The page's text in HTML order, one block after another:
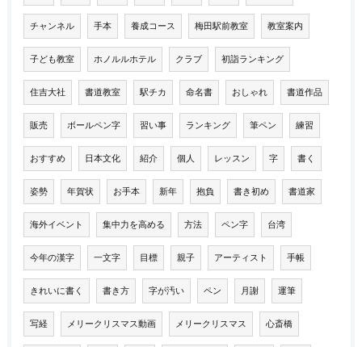
チャンネル 手本 養成コース 梅田駅前教室 教室案内
子ども教室 ホノルルホテル クラブ 初詣ランキング
住吉大社 書道教室 駅チカ 命名書 おしゃれ 書道作品
販売 ボールペン字 習い事 ランキング 筆ペン 練習
おすすめ 日本文化 紹介 個人 レッスン 字 書く
姿勢 年賀状 お手本 新年 抱負 書き初め 書道家
海外イベント 集中力を高める 方法 ペン字 台湾
今年の漢字 一文字 目標 親子 アーティスト 手帳
きれいに書く 書き方 字が汚い ペン 月謝 運筆
写経 メリークリスマス動画 メリークリスマス 心斎橋